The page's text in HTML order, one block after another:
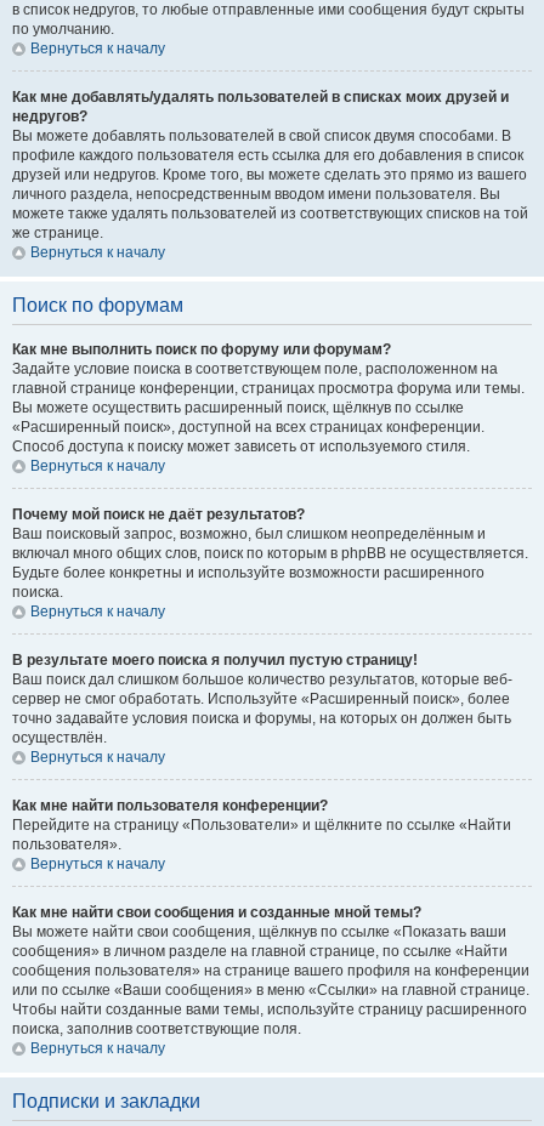
в список недругов, то любые отправленные ими сообщения будут скрыты
по умолчанию.
Вернуться к началу
Как мне добавлять/удалять пользователей в списках моих друзей и
недругов?
Вы можете добавлять пользователей в свой список двумя способами. В
профиле каждого пользователя есть ссылка для его добавления в список
друзей или недругов. Кроме того, вы можете сделать это прямо из вашего
личного раздела, непосредственным вводом имени пользователя. Вы
можете также удалять пользователей из соответствующих списков на той
же странице.
Вернуться к началу
Поиск по форумам
Как мне выполнить поиск по форуму или форумам?
Задайте условие поиска в соответствующем поле, расположенном на
главной странице конференции, страницах просмотра форума или темы.
Вы можете осуществить расширенный поиск, щёлкнув по ссылке
«Расширенный поиск», доступной на всех страницах конференции.
Способ доступа к поиску может зависеть от используемого стиля.
Вернуться к началу
Почему мой поиск не даёт результатов?
Ваш поисковый запрос, возможно, был слишком неопределённым и
включал много общих слов, поиск по которым в phpBB не осуществляется.
Будьте более конкретны и используйте возможности расширенного
поиска.
Вернуться к началу
В результате моего поиска я получил пустую страницу!
Ваш поиск дал слишком большое количество результатов, которые веб-
сервер не смог обработать. Используйте «Расширенный поиск», более
точно задавайте условия поиска и форумы, на которых он должен быть
осуществлён.
Вернуться к началу
Как мне найти пользователя конференции?
Перейдите на страницу «Пользователи» и щёлкните по ссылке «Найти
пользователя».
Вернуться к началу
Как мне найти свои сообщения и созданные мной темы?
Вы можете найти свои сообщения, щёлкнув по ссылке «Показать ваши
сообщения» в личном разделе на главной странице, по ссылке «Найти
сообщения пользователя» на странице вашего профиля на конференции
или по ссылке «Ваши сообщения» в меню «Ссылки» на главной странице.
Чтобы найти созданные вами темы, используйте страницу расширенного
поиска, заполнив соответствующие поля.
Вернуться к началу
Подписки и закладки